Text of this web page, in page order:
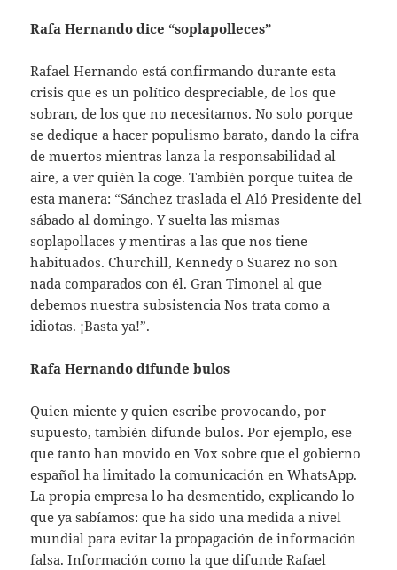
Rafa Hernando dice “soplapolleces”
Rafael Hernando está confirmando durante esta
crisis que es un político despreciable, de los que
sobran, de los que no necesitamos. No solo porque
se dedique a hacer populismo barato, dando la cifra
de muertos mientras lanza la responsabilidad al
aire, a ver quién la coge. También porque tuitea de
esta manera: “Sánchez traslada el Aló Presidente del
sábado al domingo. Y suelta las mismas
soplapollaces y mentiras a las que nos tiene
habituados. Churchill, Kennedy o Suarez no son
nada comparados con él. Gran Timonel al que
debemos nuestra subsistencia Nos trata como a
idiotas. ¡Basta ya!”.
Rafa Hernando difunde bulos
Quien miente y quien escribe provocando, por
supuesto, también difunde bulos. Por ejemplo, ese
que tanto han movido en Vox sobre que el gobierno
español ha limitado la comunicación en WhatsApp.
La propia empresa lo ha desmentido, explicando lo
que ya sabíamos: que ha sido una medida a nivel
mundial para evitar la propagación de información
falsa. Información como la que difunde Rafael